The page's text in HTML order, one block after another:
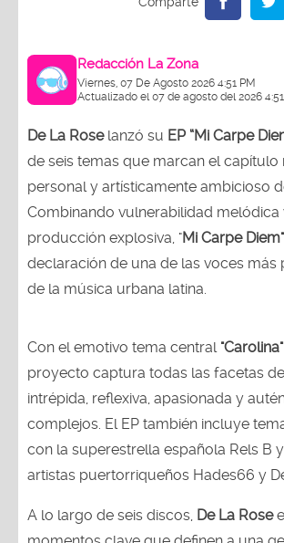
Redacción La Zona
Viernes, 07 De Agosto 2026 4:51 PM
Actualizado el 07 de agosto del 2026 4:51
De La Rose lanzó su EP “Mi Carpe
de seis temas que marcan el capítulo
personal y artísticamente ambicioso
Combinando vulnerabilidad melódica
producción explosiva, "Mi Carpe Diem"
declaración de una de las voces
de la música urbana latina.
Con el emotivo tema central "Carolina"
proyecto captura todas las facetas de
intrépida, reflexiva, apasionada y
complejos. El EP también incluye
con la superestrella española Rels B
artistas puertorriqueños Hades66 y
A lo largo de seis discos, De La Rose